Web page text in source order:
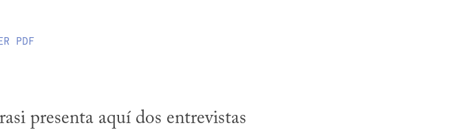
PDF
presenta aquí dos entrevistas